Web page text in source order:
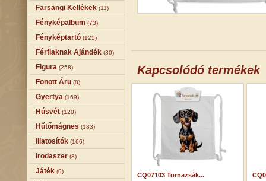
Farsangi Kellékek (11)
Fényképalbum (73)
Fényképtartó (125)
Férfiaknak Ajándék (30)
Figura (258)
Fonott Áru (8)
Gyertya (169)
Húsvét (120)
Hűtőmágnes (183)
Illatosítók (166)
Irodaszer (8)
Játék (9)
Kapcsolódó termékek
CQ07103 Tornazsák...